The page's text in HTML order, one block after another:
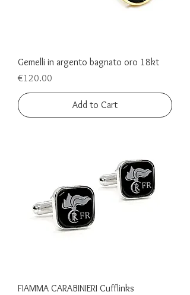
Gemelli in argento bagnato oro 18kt
Price
€120.00
Add to Cart
FIAMMA CARABINIERI Cufflinks